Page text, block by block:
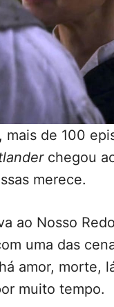
de 100
chegou
merece.
ao Nosso
uma das
amor, morte,
muito tempo.